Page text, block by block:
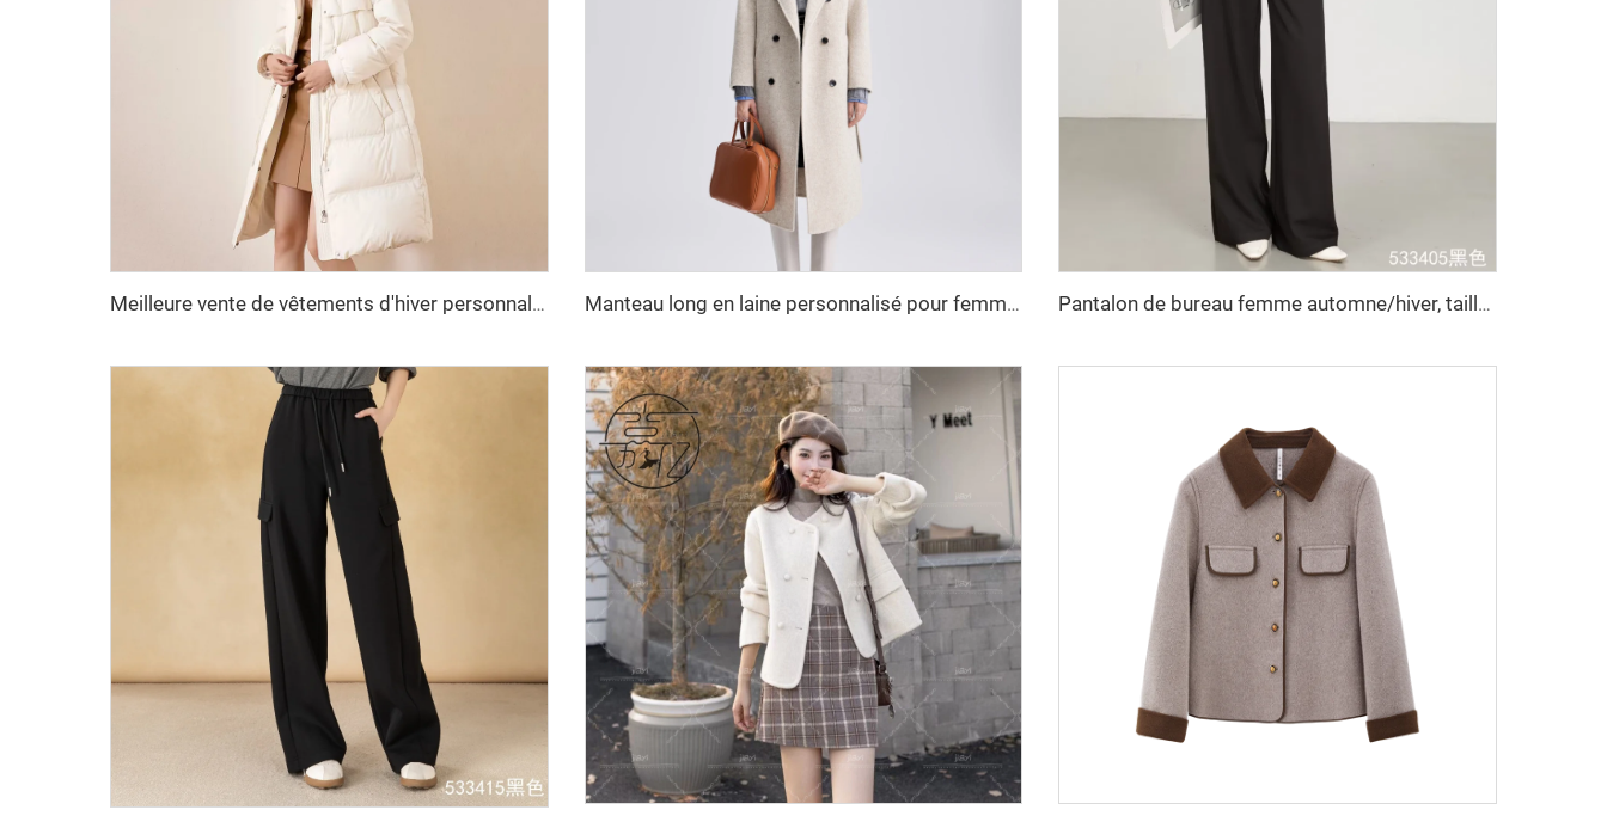
Meilleure vente de vêtements d'hiver personnalisés pour femmes, vestes doudounes, longue doudoune type bubble pour femmes Manteau long en laine personnalisé pour femmes, automne-hiver, avec ceinture, revers, couleur unie, cardigan ample, manteau long élégant pour dames Pantalon de bureau femme automne/hiver, taille haute, jambe large, respirant, teinture unie, couleur unie, style droit long pour femme